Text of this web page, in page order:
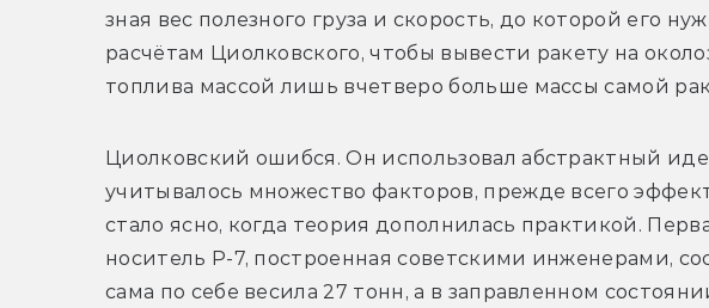
зная вес полезного груза и скорость, до которой его
расчётам Циолковского, чтобы вывести ракету на
топлива массой лишь вчетверо больше массы самой
Циолковский ошибся. Он использовал абстрактный
учитывалось множество факторов, прежде всего
стало ясно, когда теория дополнилась практикой.
носитель Р-7, построенная советскими инженерами,
сама по себе весила 27 тонн, а в заправленном